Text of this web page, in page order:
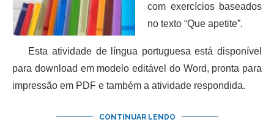
com exercícios baseados
no texto “Que apetite”.
Esta atividade de língua portuguesa está disponível
para download em modelo editável do Word, pronta para
impressão em PDF e também a atividade respondida.
CONTINUAR LENDO